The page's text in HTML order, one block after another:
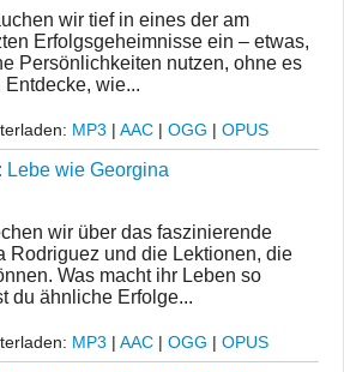
wir tief in eines der am
Erfolgsgeheimnisse ein – etwas,
Persönlichkeiten nutzen, ohne es
Entdecke, wie...
MP3 | AAC | OGG | OPUS
Lebe wie Georgina
wir über das faszinierende
Rodriguez und die Lektionen, die
Was macht ihr Leben so
du ähnliche Erfolge...
MP3 | AAC | OGG | OPUS